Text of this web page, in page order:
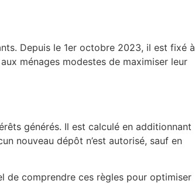
Depuis le 1er octobre 2023, il est fixé à
ménages modestes de maximiser leur
générés. Il est calculé en additionnant
nouveau dépôt n’est autorisé, sauf en
de comprendre ces règles pour optimiser